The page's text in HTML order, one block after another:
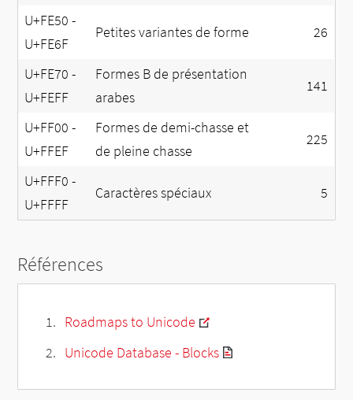
U+FE50 -
U+FE6F
Petites variantes de forme 26
U+FE70 -
U+FEFF
Formes B de présentation
arabes
141
U+FF00 -
U+FFEF
Formes de demi-chasse et
de pleine chasse
225
U+FFF0 -
U+FFFF
Caractères spéciaux 5
Références
Roadmaps to Unicode
Unicode Database - Blocks